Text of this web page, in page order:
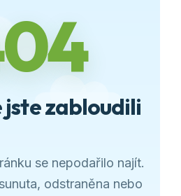
jste zabloudili
se nepodařilo najít.
odstraněna nebo